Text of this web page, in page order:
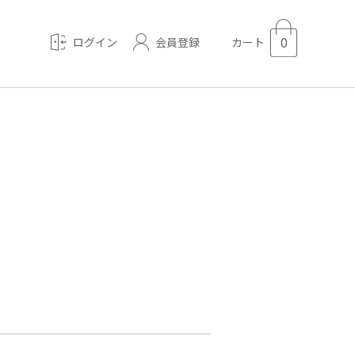
ログイン 会員登録 カート 0